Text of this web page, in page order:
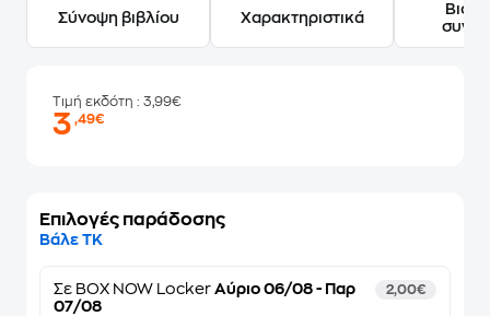
Σύνοψη βιβλίου Χαρακτηριστικά
Τιμή εκδότη : 3,99€
3,49€
Επιλογές παράδοσης
Βάλε ΤΚ
Σε BOX NOW Locker Αύριο 06/08 - Παρ
07/08
2,00€